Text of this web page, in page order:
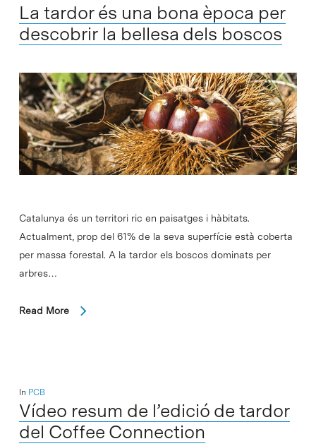
La tardor és una bona època per
descobrir la bellesa dels boscos
Catalunya és un territori ric en paisatges i hàbitats.
Actualment, prop del 61% de la seva superfície està coberta
per massa forestal. A la tardor els boscos dominats per
arbres…
Read More
In PCB
Vídeo resum de l’edició de tardor
del Coffee Connection